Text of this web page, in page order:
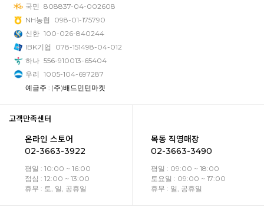
국민 808837-04-002608
NH농협
098-01-175790
신한 100-026-840244
IBK기업
078-151498-04-012
하나 556-910013-65404
우리 1005-104-697287
예금주 : (주)배드민턴마켓
고객만족센터
온라인 스토어
02-3663-3922
평일 : 10:00 ~ 16:00
점심 : 12:00 ~ 13:00
휴무 : 토, 일, 공휴일
목동 직영매장
02-3663-3490
평일 : 09:00 ~ 18:00
토요일 : 09:00 ~ 17:00
휴무 : 일, 공휴일